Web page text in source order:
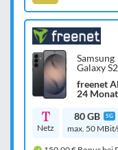
Samsung
Galaxy
freenet
24
Netz
80 GB 5G
max. 50 MBit/